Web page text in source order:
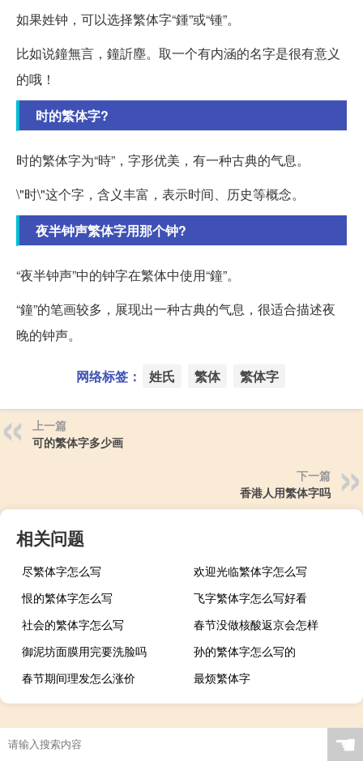
如果姓钟，可以选择繁体字“鍾”或“锺”。
比如说鐘無言，鐘訢塵。取一个有内涵的名字是很有意义
的哦！
时的繁体字?
时的繁体字为“時”，字形优美，有一种古典的气息。
\"时\"这个字，含义丰富，表示时间、历史等概念。
夜半钟声繁体字用那个钟?
“夜半钟声”中的钟字在繁体中使用“鐘”。
“鐘”的笔画较多，展现出一种古典的气息，很适合描述夜
晚的钟声。
网络标签： 姓氏 繁体 繁体字
上一篇
可的繁体字多少画
下一篇
香港人用繁体字吗
相关问题
尽繁体字怎么写
欢迎光临繁体字怎么写
恨的繁体字怎么写
飞字繁体字怎么写好看
社会的繁体字怎么写
春节没做核酸返京会怎样
御泥坊面膜用完要洗脸吗
孙的繁体字怎么写的
春节期间理发怎么涨价
最烦繁体字
☚